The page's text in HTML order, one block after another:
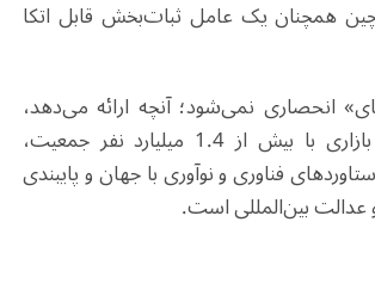
همچنان یک عامل ثبات‌بخش قابل اتکا
انحصاری نمی‌شود؛ آنچه ارائه می‌دهد،
تعهد به گشودن بازاری با بیش از 1.4 میلیارد نفر جمعیت،
فناوری و نوآوری با جهان و پایبندی
عدالت بین‌المللی است.